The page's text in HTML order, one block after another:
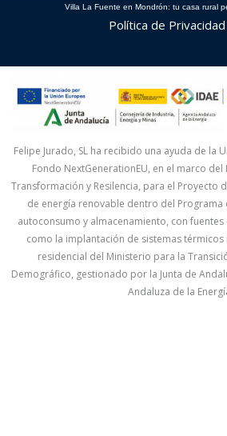
Villa La Fuente en Mondrón: tu casa rural
Política de
Felipe Jurado, SL ha recibido una ayuda de la
Fondo NextGenerationEU, en el marco del
Transformación y Resilencia, para el Proyecto
de energía renovable dentro del Programa
autoconsumo y almacenamiento, con
como la implantación de sistemas
residencial del Ministerio para la
Demográfico, gestionado por la Junta de
Andaluza de la